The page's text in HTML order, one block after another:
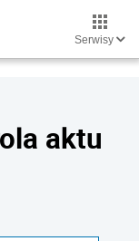
Serwisy
aktu